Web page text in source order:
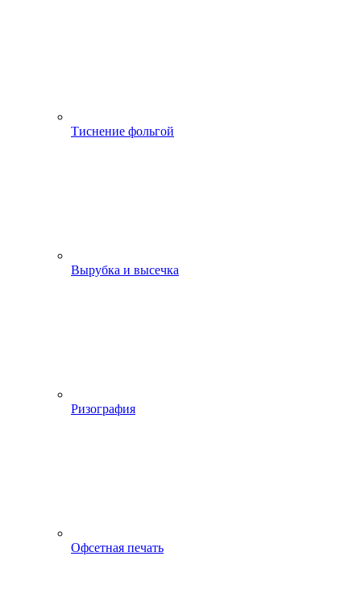
Тиснение фольгой
Вырубка и высечка
Ризография
Офсетная печать